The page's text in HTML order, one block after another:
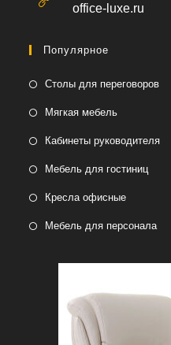
office-luxe.ru
Популярное
Столы для переговоров
Мягкая мебель
Кабинеты руководителя
Мебель для гостиниц
Кресла офисные
Мебель для персонала